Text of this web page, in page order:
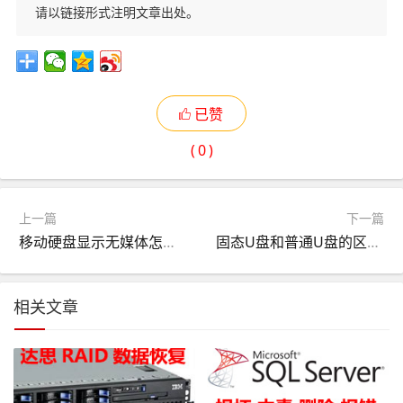
请以链接形式注明文章出处。
已赞
(0)
上一篇
移动硬盘显示无媒体怎么办？别慌，这里有解决方法
下一篇
固态U盘和普通U盘的区别？应该如何选呢？
相关文章